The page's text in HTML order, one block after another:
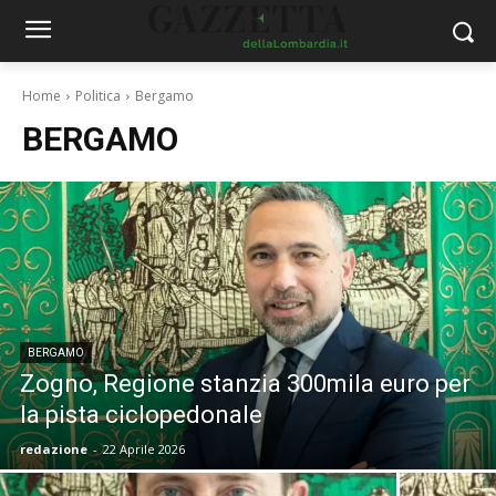
Home Politica Bergamo
BERGAMO
BERGAMO
Zogno, Regione stanzia 300mila euro per
la pista ciclopedonale
redazione - 22 Aprile 2026